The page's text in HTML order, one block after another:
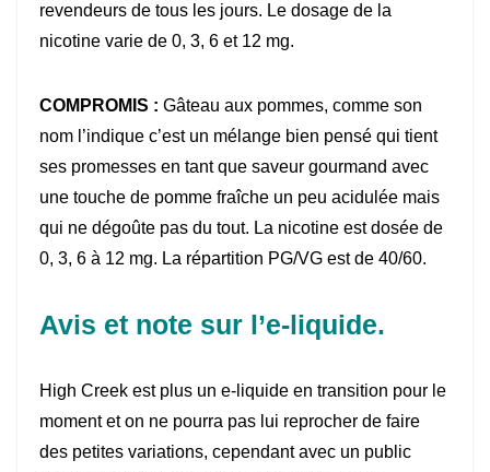
revendeurs de tous les jours. Le dosage de la
nicotine varie de 0, 3, 6 et 12 mg.
COMPROMIS : Gâteau aux pommes, comme son
nom l’indique c’est un mélange bien pensé qui tient
ses promesses en tant que saveur gourmand avec
une touche de pomme fraîche un peu acidulée mais
qui ne dégoûte pas du tout. La nicotine est dosée de
0, 3, 6 à 12 mg. La répartition PG/VG est de 40/60.
Avis et note sur l’e-liquide.
High Creek est plus un e-liquide en transition pour le
moment et on ne pourra pas lui reprocher de faire
des petites variations, cependant avec un public